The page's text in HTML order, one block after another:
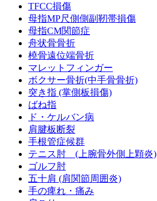
TFCC損傷
母指MP尺側側副靭帯損傷
母指CM関節症
舟状骨骨折
橈骨遠位端骨折
マレットフィンガー
ボクサー骨折(中手骨骨折)
突き指 (掌側板損傷)
ばね指
ド・ケルバン病
肩腱板断裂
手根管症候群
テニス肘 (上腕骨外側上顆炎)
ゴルフ肘
五十肩 (肩関節周囲炎)
手の痺れ・痛み